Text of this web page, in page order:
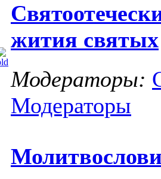
жития святых
Модераторы:
Модераторы